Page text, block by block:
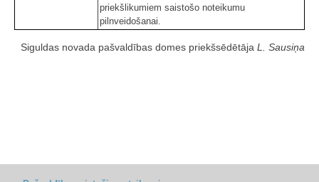
priekšlikumiem saistošo noteikumu
pilnveidošanai.
Siguldas novada pašvaldības domes priekšsēdētāja L. Sausiņa